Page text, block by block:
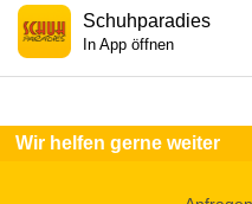
Schuhparadies
In App öffnen
Wir helfen gerne weiter